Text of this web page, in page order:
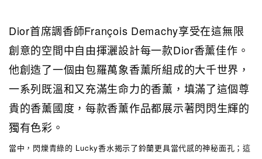
Dior首席調香師François Demachy享受在這無限
創意的空間中自由揮灑設計每一款Dior香薰佳作。
他創造了一個由包羅萬象香薰所組成的大千世界，
一系列既溫和又充滿生命力的香薰，填滿了這個尊
貴的香薰國度，每款香薰作品都展示著閃閃生輝的
獨有色彩。
當中，閃爍青綠的 Lucky香水揭示了鈴蘭更具當代感的神秘面孔；這